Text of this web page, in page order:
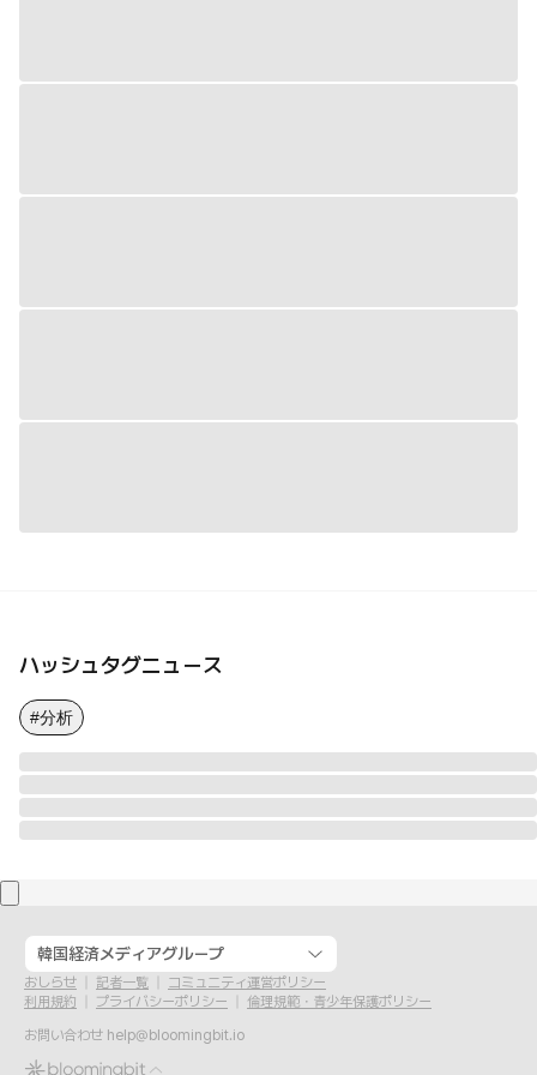
ハッシュタグニュース
#分析
韓国経済メディアグループ
おしらせ 記者一覧
コミュニティ運営ポリシー
利用規約
プライバシーポリシー
倫理規範・青少年保護ポリシー
お問い合わせ help@bloomingbit.io